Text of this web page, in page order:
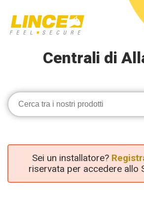
Centrali di
Sei un installatore?
riservata per accedere allo